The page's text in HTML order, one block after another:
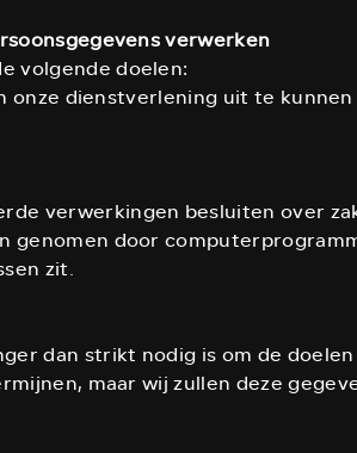
verwerken
volgende doelen:
onze dienstverlening uit te
verwerkingen besluiten over
door
zit.
dan strikt nodig is om de
maar wij zullen deze